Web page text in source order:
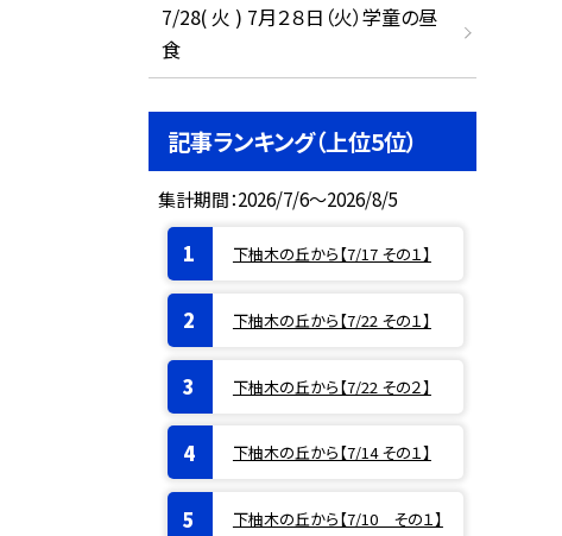
7/28( 火 ) 7月２８日（火）学童の昼
食
記事ランキング（上位5位）
集計期間：2026/7/6～2026/8/5
下柚木の丘から【7/17 その１】
下柚木の丘から【7/22 その１】
下柚木の丘から【7/22 その２】
下柚木の丘から【7/14 その１】
下柚木の丘から【7/10 その１】